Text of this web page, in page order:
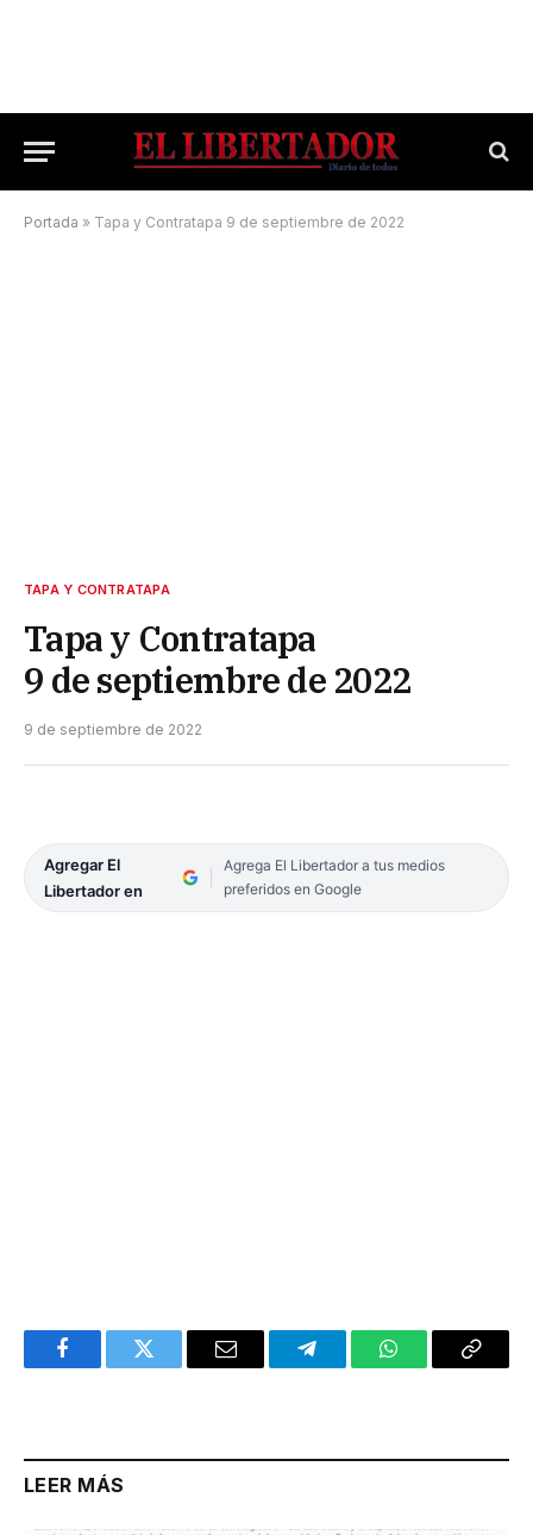
Portada » Tapa y Contratapa 9 de septiembre de 2022
TAPA Y CONTRATAPA
Tapa y Contratapa
9 de septiembre de 2022
9 de septiembre de 2022
Agregar El
Libertador en
Agrega El Libertador a tus medios
preferidos en Google
FacebookTwitter Email TelegramWhatsAppCopy
LEER MÁS